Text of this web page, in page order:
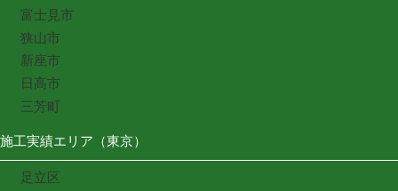
富士見市
狭山市
新座市
日高市
三芳町
施工実績エリア（東京）
足立区